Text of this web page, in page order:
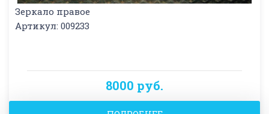
Зеркало правое
Артикул: 009233
8000 руб.